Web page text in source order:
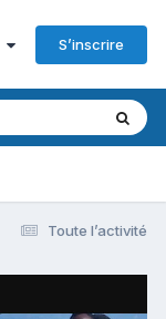
S’inscrire
Toute l’activité